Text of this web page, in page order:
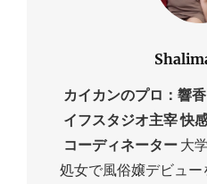
カイカンのプロ：響香
イフスタジオ主宰 快
コーディネーター大
処女で風俗嬢デビュー